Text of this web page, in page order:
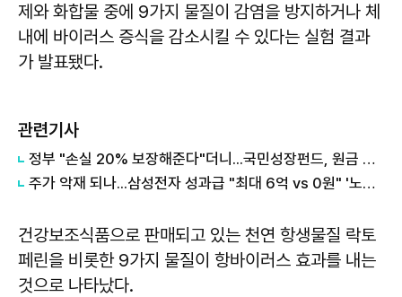
제와 화합물 중에 9가지 물질이 감염을 방지하거나 체
내에 바이러스 증식을 감소시킬 수 있다는 실험 결과
가 발표됐다.
관련기사
정부 "손실 20% 보장해준다"더니...국민성장펀드, 원금 손실 시작됐다
주가 악재 되나...삼성전자 성과급 "최대 6억 vs 0원" '노노갈등' 터진 이유
건강보조식품으로 판매되고 있는 천연 항생물질 락토
페린을 비롯한 9가지 물질이 항바이러스 효과를 내는
것으로 나타났다.